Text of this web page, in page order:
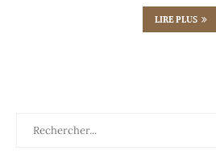
LIRE PLUS